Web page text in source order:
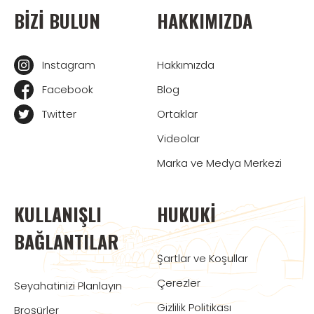
BIZI BULUN
Instagram
Facebook
Twitter
HAKKIMIZDA
Hakkımızda
Blog
Ortaklar
Videolar
Marka ve Medya Merkezi
KULLANIŞLI
BAĞLANTILAR
Seyahatinizi Planlayın
Broşürler
HUKUKI
Şartlar ve Koşullar
Çerezler
Gizlilik Politikası